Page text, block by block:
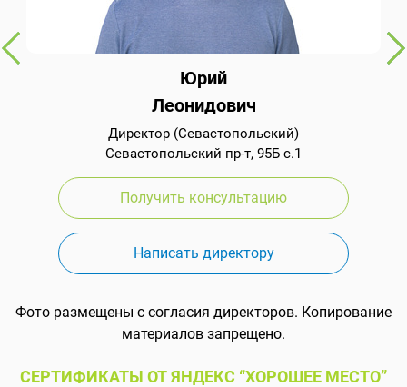
Юрий
Леонидович
Директор (Севастопольский)
Севастопольский пр-т, 95Б с.1
Получить консультацию
Написать директору
Фото размещены с согласия директоров. Копирование
материалов запрещено.
СЕРТИФИКАТЫ ОТ ЯНДЕКС “ХОРОШЕЕ МЕСТО”